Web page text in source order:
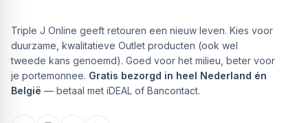
Triple J Online geeft retouren een nieuw leven. Kies voor
duurzame, kwalitatieve Outlet producten (ook wel
tweede kans genoemd). Goed voor het milieu, beter voor
je portemonnee. Gratis bezorgd in heel Nederland én
België — betaal met iDEAL of Bancontact.